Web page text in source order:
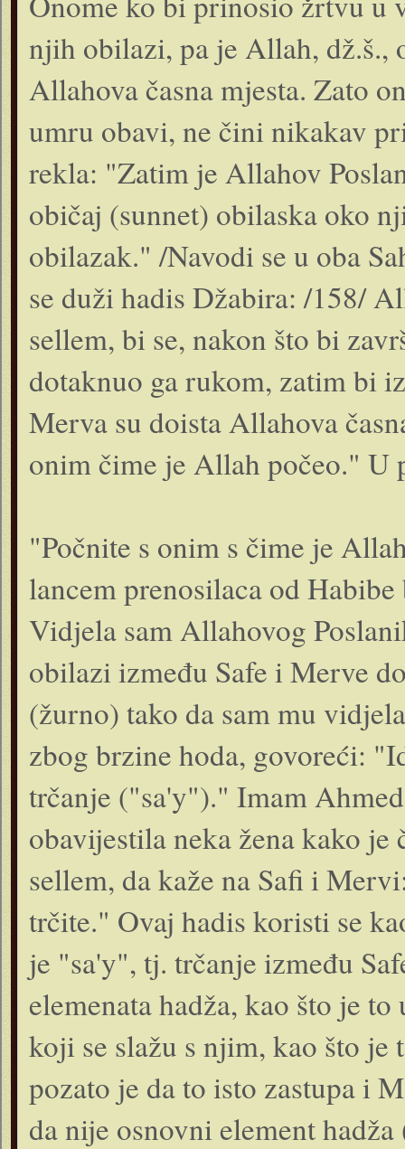
njih obilazi, pa je Allah, dž.š.,
Allahova časna mjesta. Zato
umru obavi, ne čini nikakav
rekla: "Zatim je Allahov
običaj (sunnet) obilaska oko
obilazak." /Navodi se u oba
se duži hadis Džabira: /158/
sellem, bi se, nakon što bi
dotaknuo ga rukom, zatim bi
Merva su doista Allahova
onim čime je Allah počeo." U
"Počnite s onim s čime je
lancem prenosilaca od
Vidjela sam Allahovog
obilazi između Safe i Merve
(žurno) tako da sam mu
zbog brzine hoda, govoreći:
trčanje ("sa'y")." Imam
obavijestila neka žena kako
sellem, da kaže na Safi i
trčite." Ovaj hadis koristi se
je "sa'y", tj. trčanje između
elemenata hadža, kao što je
koji se slažu s njim, kao što je
pozato je da to isto zastupa i
da nije osnovni element